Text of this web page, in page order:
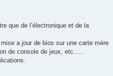
que de l’électronique et de la
a jour de bios sur une carte mère
de console de jeux, etc......